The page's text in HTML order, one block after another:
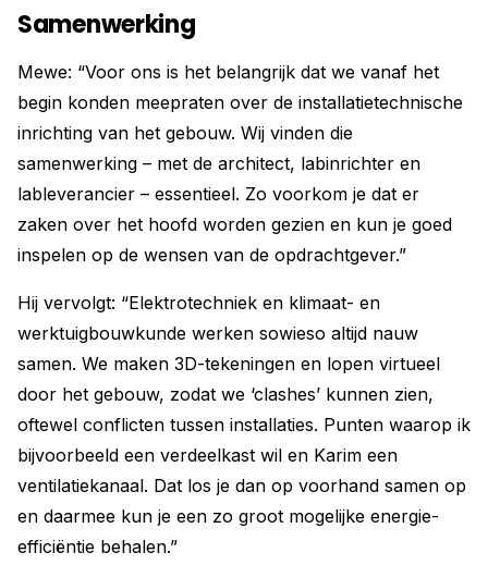
Samenwerking
Mewe: “Voor ons is het belangrijk dat we vanaf het
begin konden meepraten over de installatietechnische
inrichting van het gebouw. Wij vinden die
samenwerking – met de architect, labinrichter en
lableverancier – essentieel. Zo voorkom je dat er
zaken over het hoofd worden gezien en kun je goed
inspelen op de wensen van de opdrachtgever.”
Hij vervolgt: “Elektrotechniek en klimaat- en
werktuigbouwkunde werken sowieso altijd nauw
samen. We maken 3D-tekeningen en lopen virtueel
door het gebouw, zodat we ‘clashes’ kunnen zien,
oftewel conflicten tussen installaties. Punten waarop ik
bijvoorbeeld een verdeelkast wil en Karim een
ventilatiekanaal. Dat los je dan op voorhand samen op
en daarmee kun je een zo groot mogelijke energie-
efficiëntie behalen.”